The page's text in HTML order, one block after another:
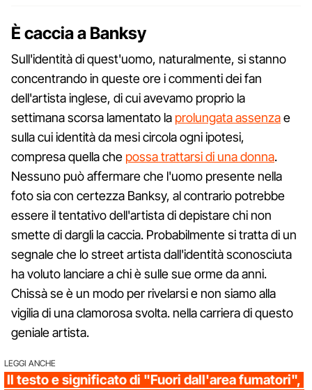
È caccia a Banksy
Sull'identità di quest'uomo, naturalmente, si stanno
concentrando in queste ore i commenti dei fan
dell'artista inglese, di cui avevamo proprio la
settimana scorsa lamentato la prolungata assenzae
sulla cui identità da mesi circola ogni ipotesi,
compresa quella che possa trattarsi di una donna.
Nessuno può affermare che l'uomo presente nella
foto sia con certezza Banksy, al contrario potrebbe
essere il tentativo dell'artista di depistare chi non
smette di dargli la caccia. Probabilmente si tratta di un
segnale che lo street artista dall'identità sconosciuta
ha voluto lanciare a chi è sulle sue orme da anni.
Chissà se è un modo per rivelarsi e non siamo alla
vigilia di una clamorosa svolta. nella carriera di questo
geniale artista.
LEGGI ANCHE
Il testo e significato di "Fuori dall'area fumatori",